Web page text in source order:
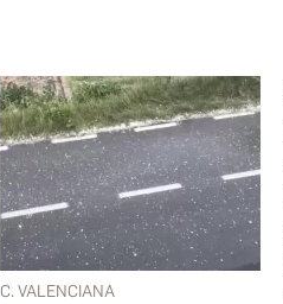
C. VALENCIANA